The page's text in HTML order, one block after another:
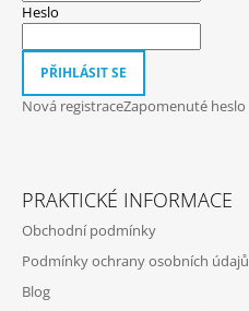
Heslo
PŘIHLÁSIT SE
Nová registraceZapomenuté heslo
PRAKTICKÉ INFORMACE
Obchodní podmínky
Podmínky ochrany osobních údajů
Blog